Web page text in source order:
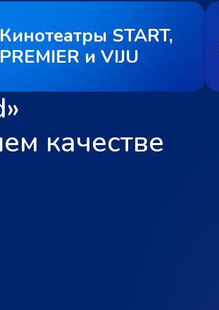
Кинотеатры START,
PREMIER и VIJU
качестве